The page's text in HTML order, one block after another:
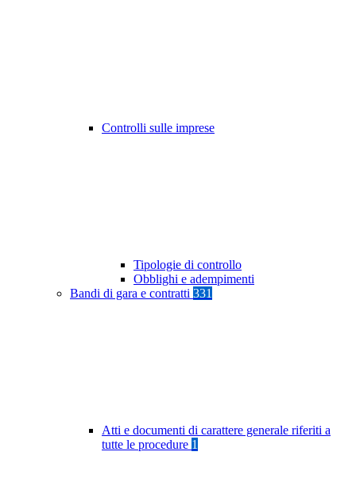
Controlli sulle imprese
Tipologie di controllo
Obblighi e adempimenti
Bandi di gara e contratti 331
Atti e documenti di carattere generale riferiti a
tutte le procedure 1